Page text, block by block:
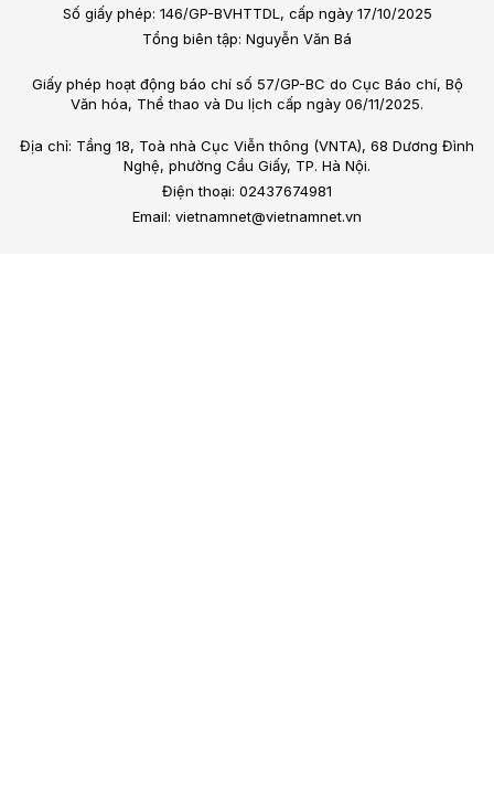
Số giấy phép: 146/GP-BVHTTDL, cấp ngày 17/10/2025
Tổng biên tập: Nguyễn Văn Bá
Giấy phép hoạt động báo chí số 57/GP-BC do Cục Báo chí, Bộ
Văn hóa, Thể thao và Du lịch cấp ngày 06/11/2025.
Địa chỉ: Tầng 18, Toà nhà Cục Viễn thông (VNTA), 68 Dương Đình
Nghệ, phường Cầu Giấy, TP. Hà Nội.
Điện thoại: 02437674981
Email: vietnamnet@vietnamnet.vn